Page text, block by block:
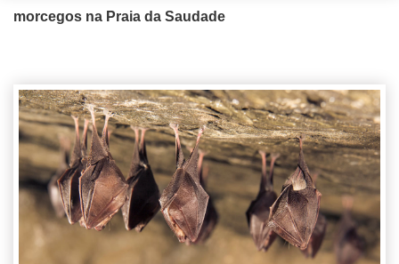
morcegos na Praia da Saudade